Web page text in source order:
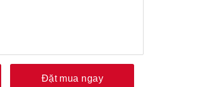
Đặt mua ngay